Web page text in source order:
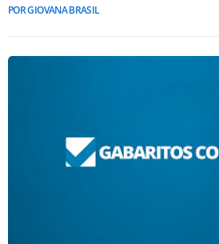
POR GIOVANA BRASIL